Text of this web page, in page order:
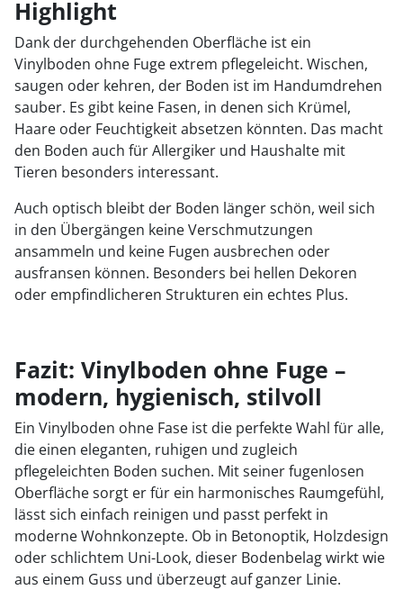
Highlight
Dank der durchgehenden Oberfläche ist ein
Vinylboden ohne Fuge extrem pflegeleicht. Wischen,
saugen oder kehren, der Boden ist im Handumdrehen
sauber. Es gibt keine Fasen, in denen sich Krümel,
Haare oder Feuchtigkeit absetzen könnten. Das macht
den Boden auch für Allergiker und Haushalte mit
Tieren besonders interessant.
Auch optisch bleibt der Boden länger schön, weil sich
in den Übergängen keine Verschmutzungen
ansammeln und keine Fugen ausbrechen oder
ausfransen können. Besonders bei hellen Dekoren
oder empfindlicheren Strukturen ein echtes Plus.
Fazit: Vinylboden ohne Fuge –
modern, hygienisch, stilvoll
Ein Vinylboden ohne Fase ist die perfekte Wahl für alle,
die einen eleganten, ruhigen und zugleich
pflegeleichten Boden suchen. Mit seiner fugenlosen
Oberfläche sorgt er für ein harmonisches Raumgefühl,
lässt sich einfach reinigen und passt perfekt in
moderne Wohnkonzepte. Ob in Betonoptik, Holzdesign
oder schlichtem Uni-Look, dieser Bodenbelag wirkt wie
aus einem Guss und überzeugt auf ganzer Linie.